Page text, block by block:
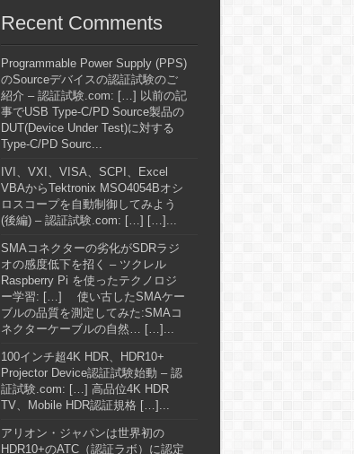
Recent Comments
Programmable Power Supply (PPS)
のSourceデバイスの認証試験のご
紹介 – 認証試験.com: […] 以前の記
事でUSB Type-C/PD Source製品の
DUT(Device Under Test)に対する
Type-C/PD Sourc...
IVI、VXI、VISA、SCPI、Excel
VBAからTektronix MSO4054Bオシ
ロスコープを自動制御してみよう
(後編) – 認証試験.com: […] […]...
SMAコネクターの劣化がSDRラジ
オの感度低下を招く – ツクレル
Raspberry Pi を使ったテクノロジ
ー学習: […] 使い古したSMAケー
ブルの品質を測定してみた:SMAコ
ネクターケーブルの自然… […]...
100インチ超4K HDR、HDR10+
Projector Device認証試験始動 – 認
証試験.com: […] 高品位4K HDR
TV、Mobile HDR認証規格 […]...
アリオン・ジャパンは世界初の
HDR10+のATC（認証ラボ）に認定